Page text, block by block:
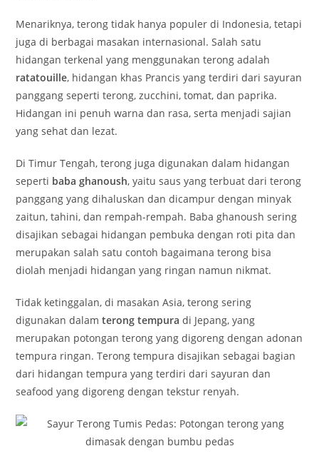
Menariknya, terong tidak hanya populer di Indonesia, tetapi
juga di berbagai masakan internasional. Salah satu
hidangan terkenal yang menggunakan terong adalah
ratatouille, hidangan khas Prancis yang terdiri dari sayuran
panggang seperti terong, zucchini, tomat, dan paprika.
Hidangan ini penuh warna dan rasa, serta menjadi sajian
yang sehat dan lezat.
Di Timur Tengah, terong juga digunakan dalam hidangan
seperti baba ghanoush, yaitu saus yang terbuat dari terong
panggang yang dihaluskan dan dicampur dengan minyak
zaitun, tahini, dan rempah-rempah. Baba ghanoush sering
disajikan sebagai hidangan pembuka dengan roti pita dan
merupakan salah satu contoh bagaimana terong bisa
diolah menjadi hidangan yang ringan namun nikmat.
Tidak ketinggalan, di masakan Asia, terong sering
digunakan dalamterong tempura di Jepang, yang
merupakan potongan terong yang digoreng dengan adonan
tempura ringan. Terong tempura disajikan sebagai bagian
dari hidangan tempura yang terdiri dari sayuran dan
seafood yang digoreng dengan tekstur renyah.